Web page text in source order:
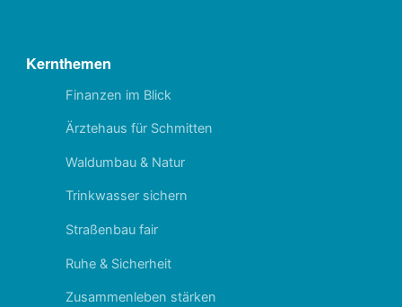
Kernthemen
Finanzen im Blick
Ärztehaus für Schmitten
Waldumbau & Natur
Trinkwasser sichern
Straßenbau fair
Ruhe & Sicherheit
Zusammenleben stärken